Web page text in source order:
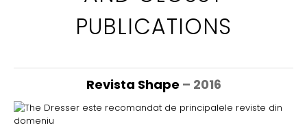
PUBLICATIONS
Revista Shape – 2016